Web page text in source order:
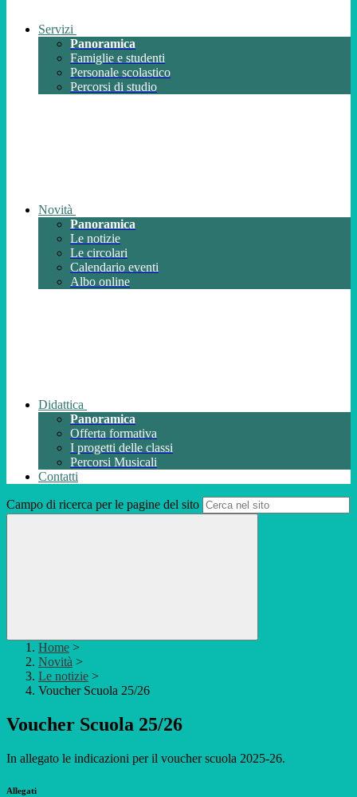
Servizi
Panoramica
Famiglie e studenti
Personale scolastico
Percorsi di studio
Novità
Panoramica
Le notizie
Le circolari
Calendario eventi
Albo online
Didattica
Panoramica
Offerta formativa
I progetti delle classi
Percorsi Musicali
Contatti
Campo di ricerca per le pagine del sito
Home >
Novità >
Le notizie >
Voucher Scuola 25/26
Voucher Scuola 25/26
In allegato le indicazioni per il voucher scuola 2025-26.
Allegati